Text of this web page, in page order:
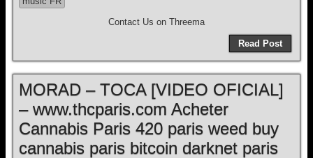
Contact Us on Threema
Read Post
MORAD – TOCA [VIDEO OFICIAL]
– www.thcparis.com Acheter
Cannabis Paris 420 paris weed buy
cannabis paris bitcoin darknet paris